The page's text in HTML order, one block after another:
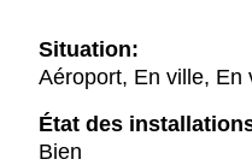
Situation:
Aéroport, En ville, En
État des
Bien